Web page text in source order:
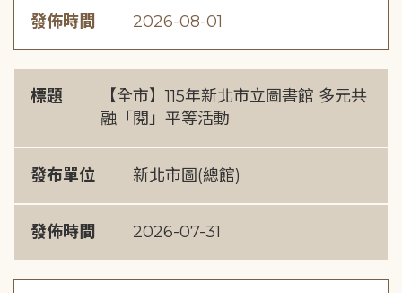
發佈時間 2026-08-01
標題
【全市】115年新北市立圖書館 多元共
融「閱」平等活動
發布單位 新北市圖(總館)
發佈時間 2026-07-31